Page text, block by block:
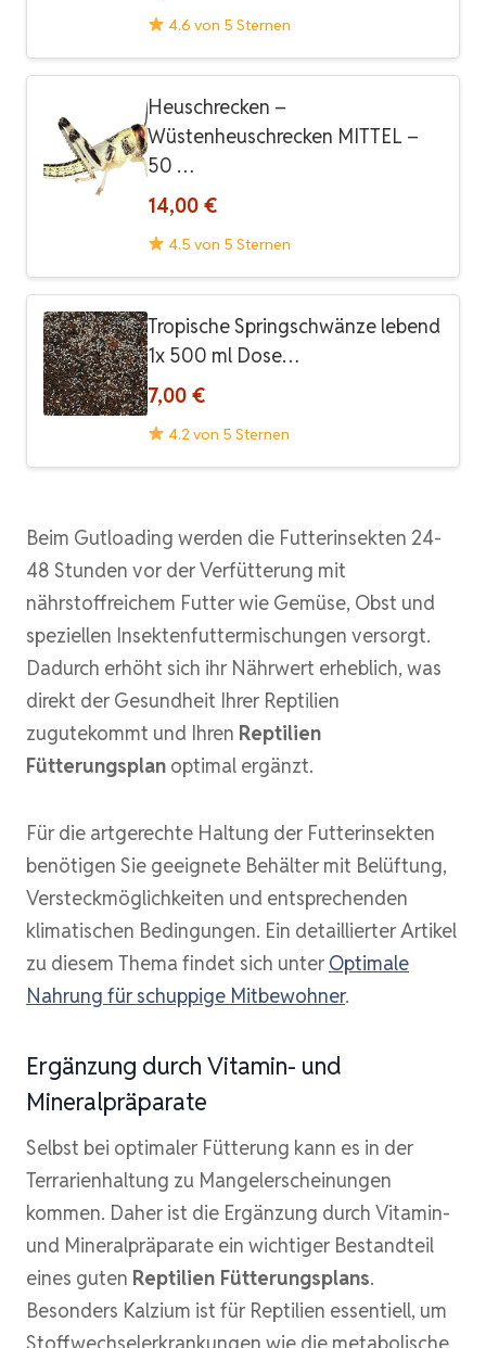
4.6 von 5 Sternen
Heuschrecken –
Wüstenheuschrecken MITTEL –
50 …
14,00 €
4.5 von 5 Sternen
Tropische Springschwänze lebend
1x 500 ml Dose…
7,00 €
4.2 von 5 Sternen
Beim Gutloading werden die Futterinsekten 24-
48 Stunden vor der Verfütterung mit
nährstoffreichem Futter wie Gemüse, Obst und
speziellen Insektenfuttermischungen versorgt.
Dadurch erhöht sich ihr Nährwert erheblich, was
direkt der Gesundheit Ihrer Reptilien
zugutekommt und Ihren Reptilien
Fütterungsplan optimal ergänzt.
Für die artgerechte Haltung der Futterinsekten
benötigen Sie geeignete Behälter mit Belüftung,
Versteckmöglichkeiten und entsprechenden
klimatischen Bedingungen. Ein detaillierter Artikel
zu diesem Thema findet sich unterOptimale
Nahrung für schuppige Mitbewohner.
Ergänzung durch Vitamin- und
Mineralpräparate
Selbst bei optimaler Fütterung kann es in der
Terrarienhaltung zu Mangelerscheinungen
kommen. Daher ist die Ergänzung durch Vitamin-
und Mineralpräparate ein wichtiger Bestandteil
eines guten Reptilien Fütterungsplans.
Besonders Kalzium ist für Reptilien essentiell, um
Stoffwechselerkrankungen wie die metabolische